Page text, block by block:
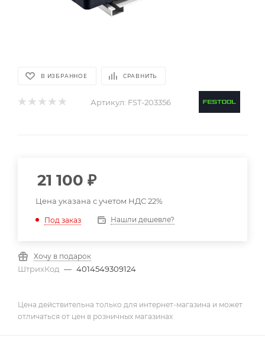
В ИЗБРАННОЕ СРАВНИТЬ
Артикул: FST-203356
21 100 ₽
Цена указана с учетом НДС 22%
Под заказ Нашли дешевле?
Хочу в подарок
ШтрихКод — 4014549309124
Цена действительна только для интернет-магазина и может
отличаться от цен в розничных магазинах